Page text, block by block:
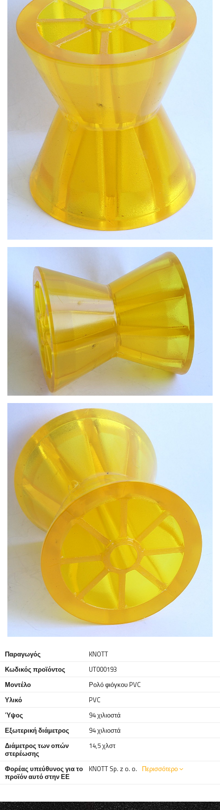
Παραγωγός
KNOTT
Κωδικός προϊόντος
UT000193
Μοντέλο
Ρολό φιόγκου PVC
Υλικό
PVC
Ύψος
94 χιλιοστά
Εξωτερική διάμετρος
94 χιλιοστά
Διάμετρος των οπών
στερέωσης
14,5 χλστ
Φορέας υπεύθυνος για το
προϊόν αυτό στην ΕΕ
KNOTT Sp. z o. o. Περισσότερο